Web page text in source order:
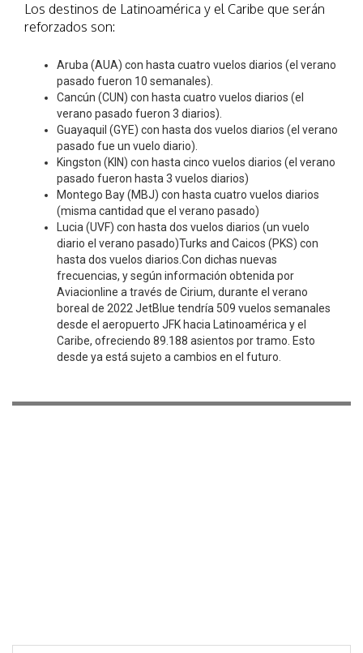
Los destinos de Latinoamérica y el Caribe que serán
reforzados son:
Aruba (AUA) con hasta cuatro vuelos diarios (el verano
pasado fueron 10 semanales).
Cancún (CUN) con hasta cuatro vuelos diarios (el
verano pasado fueron 3 diarios).
Guayaquil (GYE) con hasta dos vuelos diarios (el verano
pasado fue un vuelo diario).
Kingston (KIN) con hasta cinco vuelos diarios (el verano
pasado fueron hasta 3 vuelos diarios)
Montego Bay (MBJ) con hasta cuatro vuelos diarios
(misma cantidad que el verano pasado)
Lucia (UVF) con hasta dos vuelos diarios (un vuelo
diario el verano pasado)Turks and Caicos (PKS) con
hasta dos vuelos diarios.Con dichas nuevas
frecuencias, y según información obtenida por
Aviacionline a través de Cirium, durante el verano
boreal de 2022 JetBlue tendría 509 vuelos semanales
desde el aeropuerto JFK hacia Latinoamérica y el
Caribe, ofreciendo 89.188 asientos por tramo. Esto
desde ya está sujeto a cambios en el futuro.